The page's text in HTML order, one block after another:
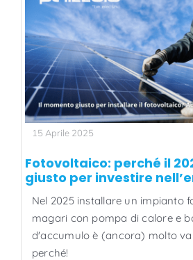
15 Aprile 2025
Fotovoltaico: perché il
giusto per investire
Nel 2025 installare un impianto
magari con pompa di calore e
d'accumulo è (ancora) molto
perché!